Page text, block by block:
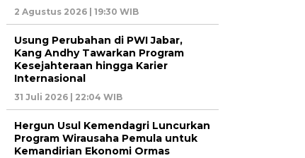
2 Agustus 2026 | 19:30 WIB
Usung Perubahan di PWI Jabar,
Kang Andhy Tawarkan Program
Kesejahteraan hingga Karier
Internasional
31 Juli 2026 | 22:04 WIB
Hergun Usul Kemendagri Luncurkan
Program Wirausaha Pemula untuk
Kemandirian Ekonomi Ormas